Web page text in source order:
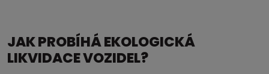
JAK PROBÍHÁ EKOLOGICKÁ
LIKVIDACE VOZIDEL?